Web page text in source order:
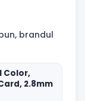
brandul
Color,
2.8mm